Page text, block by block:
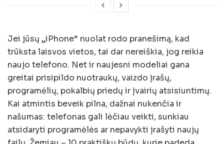
Jei jūsų „iPhone“ nuolat rodo pranešimą, kad
trūksta laisvos vietos, tai dar nereiškia, jog reikia
naujo telefono. Net ir naujesni modeliai gana
greitai prisipildo nuotraukų, vaizdo įrašų,
programėlių, pokalbių priedų ir įvairių atsisiuntimų.
Kai atmintis beveik pilna, dažnai nukenčia ir
našumas: telefonas gali lėčiau veikti, sunkiau
atsidaryti programėlės ar nepavykti įrašyti naujų